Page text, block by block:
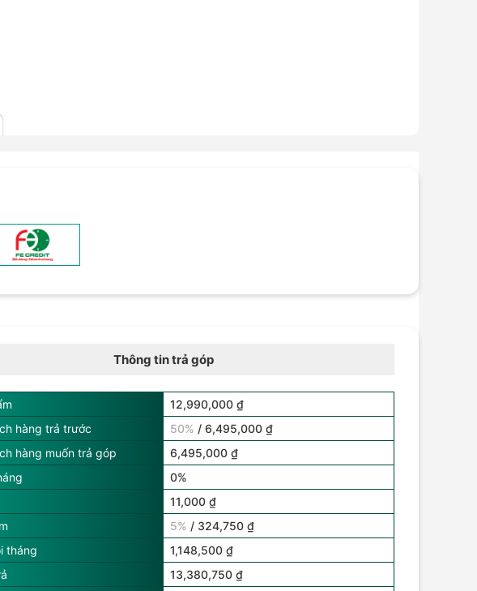
Thông tin trả góp
12,990,000 ₫
hàng trả trước
50% / 6,495,000 ₫
hàng muốn trả góp
6,495,000 ₫
0%
11,000 ₫
5% / 324,750 ₫
tháng
1,148,500 ₫
13,380,750 ₫